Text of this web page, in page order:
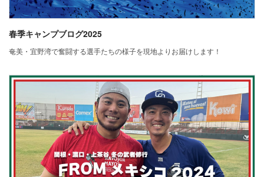
春季キャンプブログ2025
奄美・宜野湾で奮闘する選手たちの様子を現地よりお届けします！